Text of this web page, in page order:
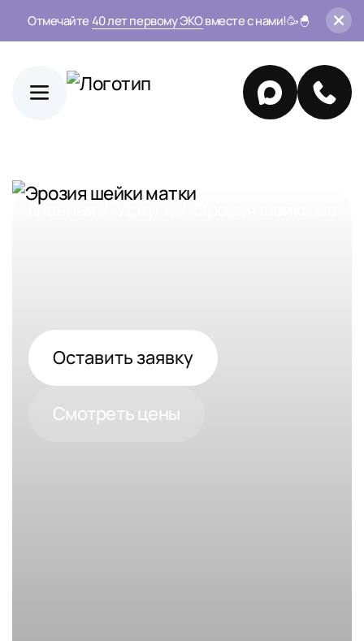
Отмечайте 40 лет первому ЭКОвместе с нами!🥳🐣
Главная Услуги
Оставить заявку
Смотреть цены